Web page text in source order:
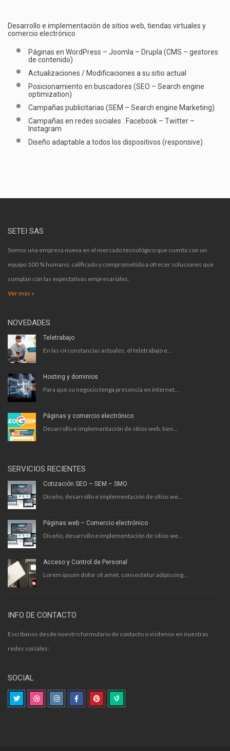
Desarrollo e implementación de sitios web, tiendas virtuales y
comercio electrónico
Páginas en WordPress – Joomla – Drupla (CMS – gestores
de contenido)
Actualizaciones / Modificaciones a su sitio actual
Posicionamiento en buscadores (SEO – Search engine
optimization)
Campañas publicitarias (SEM – Search engine Marketing)
Campañas en redes sociales : Facebook – Twitter –
Instagram
Diseño adaptable a todos los dispositivos (responsive)
SETEI SAS
Somos una empresa nueva en el mercado tecnológico que cuenta con un
equipo 100 % humano, calificado y comprometido a ofrecer soluciones que
cumplan con las expectativas empresariales.
Ver más »
NOVEDADES
Teletrabajo
En las circunstancias actuales, el teletrabajo e...
Hosting y dominios
Para que su negocio tenga presencia en internet...
Páginas y comercio electrónico
Desarrollo e implementación de sitios web, tien...
SERVICIOS RECIENTES
Cotización SEO – SEM – SMO
Diseño, desarrollo e implementación de sitios we...
Páginas web – Comercio electrónico
Diseño, desarrollo e implementación de sitios we...
Acceso y Control de Personal
Lorem ipsum dolor sit amet, consectetur adipiscing...
INFO DE CONTACTO
Escríbanos desde nuestro formulario de contacto o visitenos en nuestras
redes sociales:
SOCIAL